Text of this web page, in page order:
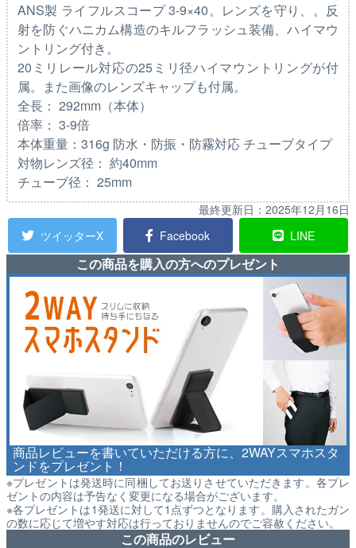
ANS製 ライフルスコープ 3-9×40。レンズを守り、。反
射を防ぐハニカム構造のキルフラッシュ装備、ハイマウ
ントリング付き。
20ミリレール対応の25ミリ径ハイマウントリングが付
属。また画像のレンズキャップも付属。
全長： 292mm（本体）
倍率： 3-9倍
本体重量：316g 防水・防振・防霧対応 チューブタイプ
対物レンズ径： 約40mm
チューブ径： 25mm
最終更新日： 2025年12月16日
ツイッターX
Facebook LINE
この商品を購入の方へのプレゼント
商品レビューを書いていただける方に、2WAYスマホスタ
ンドをプレゼント！
※プレゼントは発送時に同梱してお送りさせていただきます。各プレ
ゼントの内容は予告なく変更になる場合がございます。
※各プレゼントは1発送に対して1点ずつとなります。購入されたガン
の数に応じて増やす対応は行っておりませんのでご容赦ください。
この商品のレビュー